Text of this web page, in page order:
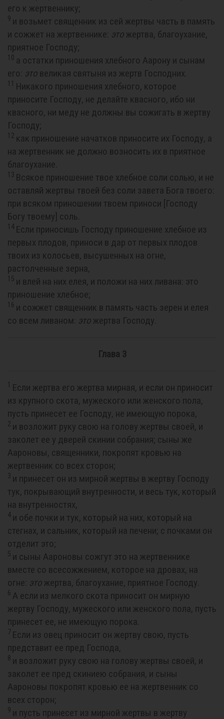
его к жертвеннику;
9 и возьмет священник из сей жертвы часть в память
и сожжет на жертвеннике: это жертва, благоухание,
приятное Господу;
10 а остатки приношения хлебного Аарону и сынам
его: это великая святыня из жертв Господних.
Никакого приношения хлебного, которое
приносите Господу, не делайте квасного, ибо ни
квасного, ни меду не должны вы сожигать в жертву
Господу;
12 как приношение начатков приносите их Господу, а
на жертвенник не должно возносить их в приятное
благоухание.
13 Всякое приношение твое хлебное соли солью, и не
оставляй жертвы твоей без соли завета Бога твоего:
при всяком приношении твоем приноси [Господу
Богу твоему] соль.
14 Если приносишь Господу приношение хлебное из
первых плодов, приноси в дар от первых плодов
твоих из колосьев, высушенных на огне,
растолченные зерна,
15 и влей на них елея, и положи на них ливана: это
приношение хлебное;
16 и сожжет священник в память часть зерен и елея
со всем ливаном: это жертва Господу.
Глава 3
Если жертва его жертва мирная, и если он приносит
из крупного скота, мужеского или женского пола,
пусть принесет ее Господу, не имеющую порока,
2 и возложит руку свою на голову жертвы своей, и
заколет ее у дверей скинии собрания; сыны же
Аароновы, священники, покропят кровью на
жертвенник со всех сторон;
3 и принесет он из мирной жертвы в жертву Господу
тук, покрывающий внутренности, и весь тук, который
на внутренностях,
4 и обе почки и тук, который на них, который на
стегнах, и сальник, который на печени; с почками он
отделит это;
5 и сыны Аароновы сожгут это на жертвеннике
вместе со всесожжением, которое на дровах, на
огне: это жертва, благоухание, приятное Господу.
6 А если из мелкого скота приносит он мирную
жертву Господу, мужеского или женского пола, пусть
принесет ее, не имеющую порока.
7 Если из овец приносит он жертву свою, пусть
представит ее пред Господа,
8 и возложит руку свою на голову жертвы своей, и
заколет ее пред скиниею собрания, и сыны
Аароновы покропят кровью ее на жертвенник со
всех сторон;
9 и пусть принесет из мирной жертвы в жертву